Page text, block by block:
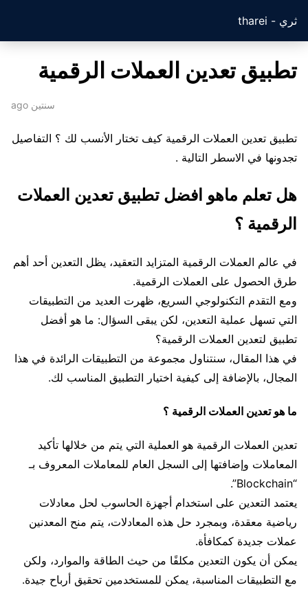
ثري - tharei
تطبيق تعدين العملات الرقمية
سنتين ago
تطبيق تعدين العملات الرقمية كيف تختار الأنسب لك ؟ التفاصيل
تجدونها في الاسطر التالية .
هل تعلم ماهو افضل تطبيق تعدين العملات
الرقمية ؟
في عالم العملات الرقمية المتزايد التعقيد، يظل التعدين أحد أهم
طرق الحصول على العملات الرقمية.
ومع التقدم التكنولوجي السريع، ظهرت العديد من التطبيقات
التي تسهل عملية التعدين، لكن يبقى السؤال: ما هو أفضل
تطبيق لتعدين العملات الرقمية؟
في هذا المقال، سنتناول مجموعة من التطبيقات الرائدة في هذا
المجال، بالإضافة إلى كيفية اختيار التطبيق المناسب لك.
ما هو تعدين العملات الرقمية ؟
تعدين العملات الرقمية هو العملية التي يتم من خلالها تأكيد
المعاملات وإضافتها إلى السجل العام للمعاملات المعروف بـ
“Blockchain”.
يعتمد التعدين على استخدام أجهزة الحاسوب لحل معادلات
رياضية معقدة، وبمجرد حل هذه المعادلات، يتم منح المعدنين
عملات جديدة كمكافأة.
يمكن أن يكون التعدين مكلفًا من حيث الطاقة والموارد، ولكن
مع التطبيقات المناسبة، يمكن للمستخدمين تحقيق أرباح جيدة.